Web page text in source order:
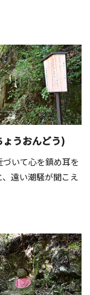
うおんどう)
づいて心を鎮め耳を
遠い潮騒が聞こえ